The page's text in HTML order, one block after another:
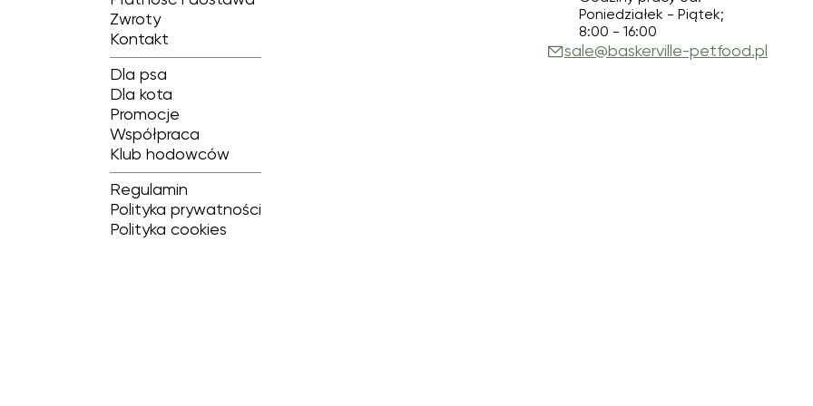
Zwroty
Kontakt
Dla psa
Dla kota
Promocje
Współpraca
Klub hodowców
Regulamin
Polityka prywatności
Polityka cookies
Poniedziałek - Piątek;
8:00 - 16:00
sale@baskerville-petfood.pl